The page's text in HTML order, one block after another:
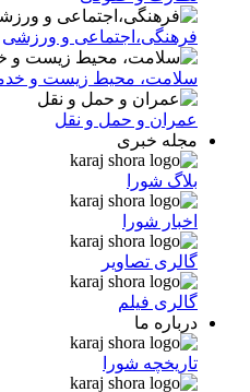
فرهنگی،اجتماعی و ورزشی
سلامت، محیط زیست و
عمران و حمل و نقل
مجله خبری
بلاگ شورا
اخبار شورا
گالری تصاویر
گالری فیلم
درباره ما
تاریخچه شورا